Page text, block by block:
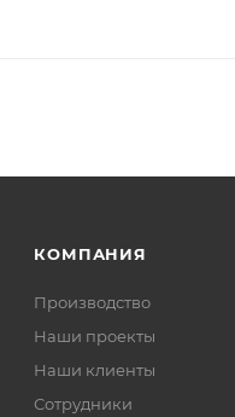
КОМПАНИЯ
Производство
Наши проекты
Наши клиенты
Сотрудники